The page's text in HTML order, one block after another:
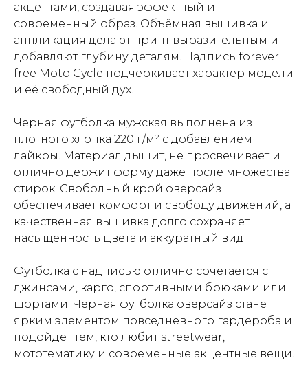
акцентами, создавая эффектный и
современный образ. Объёмная вышивка и
аппликация делают принт выразительным и
добавляют глубину деталям. Надпись forever
free Moto Cycle подчёркивает характер модели
и её свободный дух.
Черная футболка мужская выполнена из
плотного хлопка 220 г/м² с добавлением
лайкры. Материал дышит, не просвечивает и
отлично держит форму даже после множества
стирок. Свободный крой оверсайз
обеспечивает комфорт и свободу движений, а
качественная вышивка долго сохраняет
насыщенность цвета и аккуратный вид.
Футболка с надписью отлично сочетается с
джинсами, карго, спортивными брюками или
шортами. Черная футболка оверсайз станет
ярким элементом повседневного гардероба и
подойдёт тем, кто любит streetwear,
мототематику и современные акцентные вещи.